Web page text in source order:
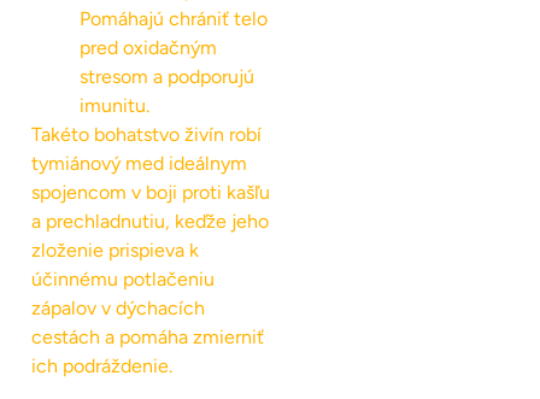
Pomáhajú chrániť telo
pred oxidačným
stresom a podporujú
imunitu.
Takéto bohatstvo živín robí
tymiánový med ideálnym
spojencom v boji proti kašľu
a prechladnutiu, keďže jeho
zloženie prispieva k
účinnému potlačeniu
zápalov v dýchacích
cestách a pomáha zmierniť
ich podráždenie.